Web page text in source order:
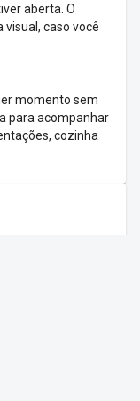
aberta. O
caso você
momento sem
para acompanhar
cozinha